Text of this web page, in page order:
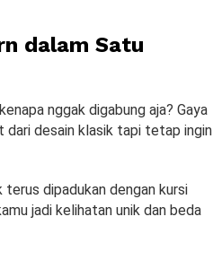
dalam Satu
nggak digabung aja? Gaya
dari desain klasik tapi tetap ingin
terus dipadukan dengan kursi
jadi kelihatan unik dan beda